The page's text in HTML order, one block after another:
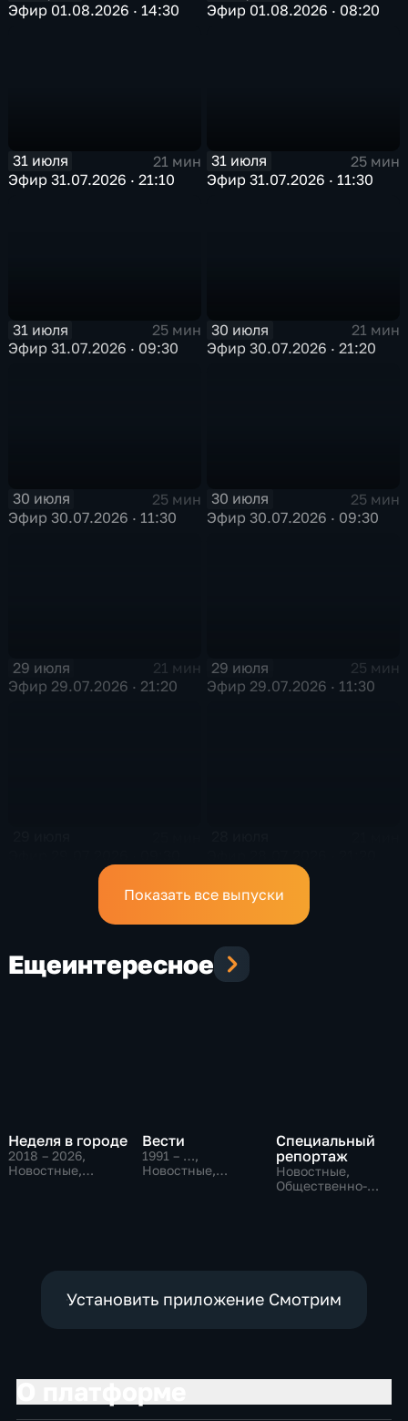
Эфир 01.08.2026 · 14:30
Эфир 01.08.2026 · 08:20
31 июля
21 мин
Эфир 31.07.2026 · 21:10
31 июля
25 мин
Эфир 31.07.2026 · 11:30
31 июля
25 мин
Эфир 31.07.2026 · 09:30
30 июля
21 мин
Эфир 30.07.2026 · 21:20
30 июля
25 мин
Эфир 30.07.2026 · 11:30
30 июля
25 мин
Эфир 30.07.2026 · 09:30
29 июля
21 мин
Эфир 29.07.2026 · 21:20
29 июля
25 мин
Эфир 29.07.2026 · 11:30
Показать все выпуски
Ещеинтересное
Неделя в городе
2018 – 2026,
Новостные,
Вести
1991 – …,
Новостные,
Специальный
репортаж
Новостные,
Общественно-
Установить приложение Смотрим